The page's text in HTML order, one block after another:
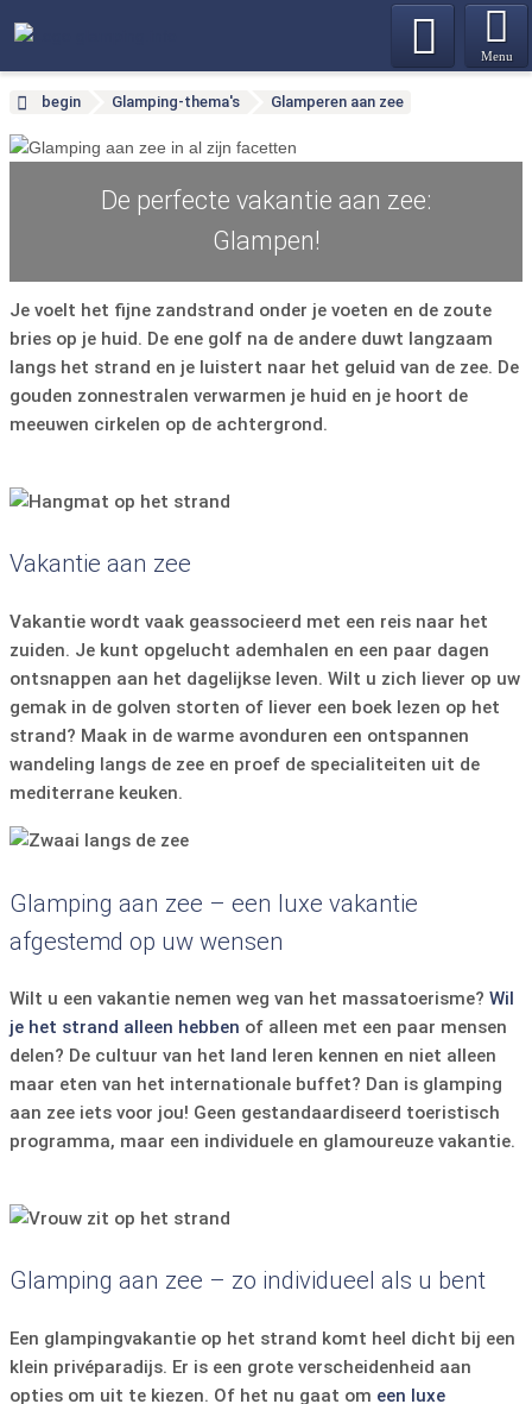
Menu
begin Glamping-thema's Glamperen aan zee
De perfecte vakantie aan zee:
Glampen!
Je voelt het fijne zandstrand onder je voeten en de zoute
bries op je huid. De ene golf na de andere duwt langzaam
langs het strand en je luistert naar het geluid van de zee. De
gouden zonnestralen verwarmen je huid en je hoort de
meeuwen cirkelen op de achtergrond.
Vakantie aan zee
Vakantie wordt vaak geassocieerd met een reis naar het
zuiden. Je kunt opgelucht ademhalen en een paar dagen
ontsnappen aan het dagelijkse leven. Wilt u zich liever op uw
gemak in de golven storten of liever een boek lezen op het
strand? Maak in de warme avonduren een ontspannen
wandeling langs de zee en proef de specialiteiten uit de
mediterrane keuken.
Glamping aan zee – een luxe vakantie
afgestemd op uw wensen
Wilt u een vakantie nemen weg van het massatoerisme? Wil
je het strand alleen hebben of alleen met een paar mensen
delen? De cultuur van het land leren kennen en niet alleen
maar eten van het internationale buffet? Dan is glamping
aan zee iets voor jou! Geen gestandaardiseerd toeristisch
programma, maar een individuele en glamoureuze vakantie.
Glamping aan zee – zo individueel als u bent
Een glampingvakantie op het strand komt heel dicht bij een
klein privéparadijs. Er is een grote verscheidenheid aan
opties om uit te kiezen. Of het nu gaat om een ​​luxe